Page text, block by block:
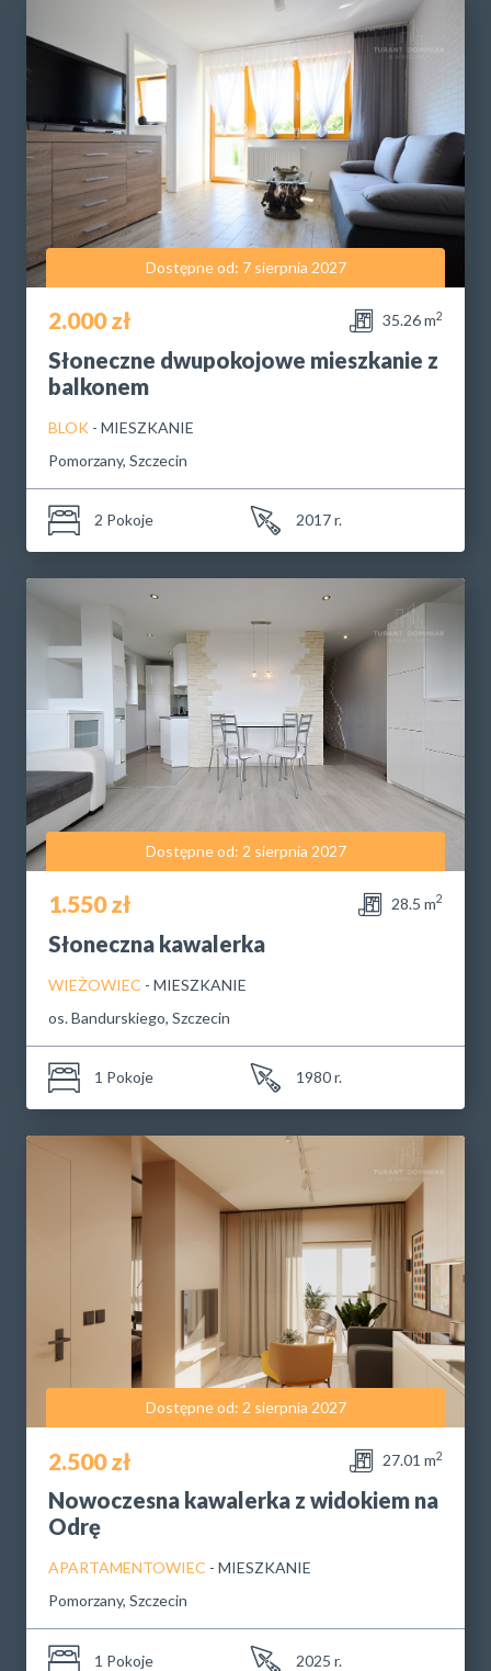
Dostępne od: 7 sierpnia 2027
2.000 zł 35.26 m2
Słoneczne dwupokojowe mieszkanie z
balkonem
BLOK - MIESZKANIE
Pomorzany, Szczecin
2 Pokoje 2017 r.
Dostępne od: 2 sierpnia 2027
1.550 zł 28.5 m2
Słoneczna kawalerka
WIEŻOWIEC - MIESZKANIE
os. Bandurskiego, Szczecin
1 Pokoje 1980 r.
Dostępne od: 2 sierpnia 2027
2.500 zł 27.01 m2
Nowoczesna kawalerka z widokiem na
Odrę
APARTAMENTOWIEC - MIESZKANIE
Pomorzany, Szczecin
1 Pokoje 2025 r.